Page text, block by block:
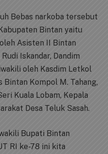
Bebas narkoba tersebut
Bintan yaitu
Asisten II Bintan
Iskandar, Dandim
oleh Kasdim Letkol
Bintan Kompol M. Tahang,
Kuala Lobam, Kepala
Desa Teluk Sasah.
Bupati Bintan
RI ke-78 ini kita